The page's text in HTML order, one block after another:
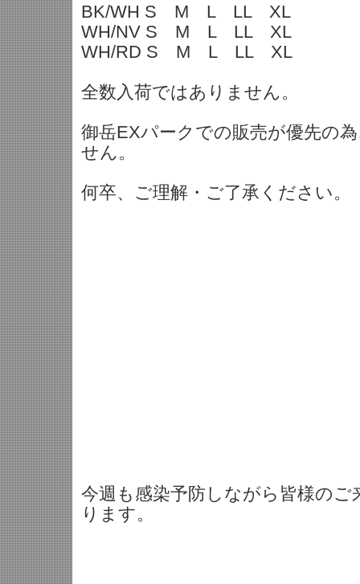
BK/WH S M L LL XL
WH/NV S M L LL XL
WH/RD S M L LL XL
全数入荷ではありません。
御岳EXパークでの販売が優先の
せん。
何卒、ご理解・ご了承ください。
今週も感染予防しながら皆様の
ります。